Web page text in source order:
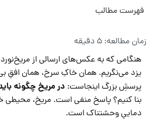
فهرست مطالب
یزد می‌نگریم. همان خاکِ سرخ، همان افقِ
پرسشِ بزرگ اینجاست: در مریخ چگونه
بنا کنیم؟ پاسخ منفی است. مریخ،
دماییِ وحشتناک است.